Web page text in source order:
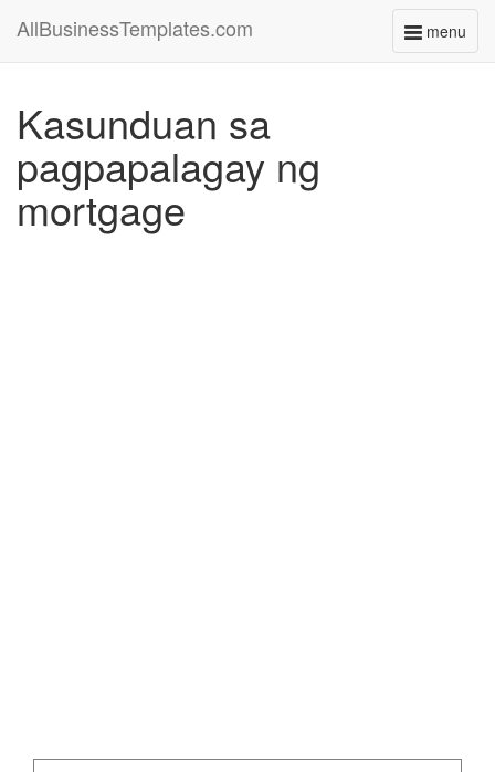
menu
Toggle
AllBusinessTemplates.com
Kasunduan sa
pagpapalagay ng
mortgage